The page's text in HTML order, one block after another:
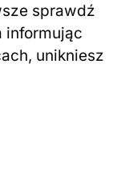
sprawdź
informując
unikniesz